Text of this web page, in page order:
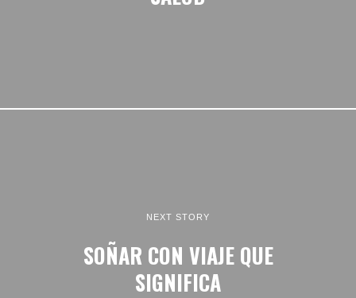
NEXT STORY
SOÑAR CON VIAJE QUE
SIGNIFICA